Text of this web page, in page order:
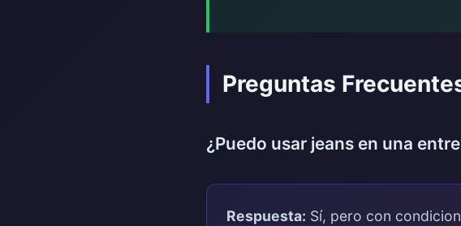
Preguntas
¿Puedo usar jeans en una
Respuesta: Sí, pero con